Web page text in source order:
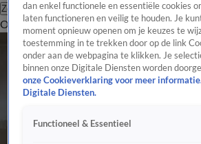
Zoeken
OverzichtRegioUitzendingenWeerTip de
dan enkel functionele en essentiële cookies
laten functioneren en veilig te houden. Je
moment opnieuw openen om je keuzes te
toestemming in te trekken door op de link
onder aan de webpagina te klikken. Je
binnen onze Digitale Diensten worden
onze Cookieverklaring voor meer
Digitale Diensten.
Functioneel & Essentieel